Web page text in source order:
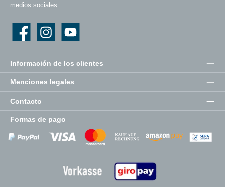
Información de los clientes
Menciones legales
Contacto
medios sociales.
Instagram YouTube
Formas de pago
Zahlungsanbieter Zahlungsanbieter
Zahlungsanbieter